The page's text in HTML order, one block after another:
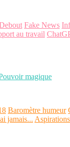
Fake News
au travail
magique
Baromètre humeur
jamais...